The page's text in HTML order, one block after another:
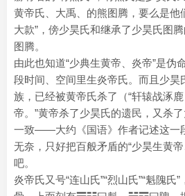
黄帝氏、大禹、的熊图腾，要么是他
大款”，傍少昊氏和继承了少昊氏图
图腾。
由此也知道“少典生黄帝、炎帝”是伪
段时间、空间里生炎帝氏。而且少昊
族，已经被黄帝氏杀了（“轩辕战涿
帝。”黄帝杀了少昊氏的遗民，又杀
一致——大约《国语》作者记述这一
无奈，只好把百般矛盾的“少昊生黄帝
吧。
炎帝氏又号“连山氏”“烈山氏”“魁隗氏